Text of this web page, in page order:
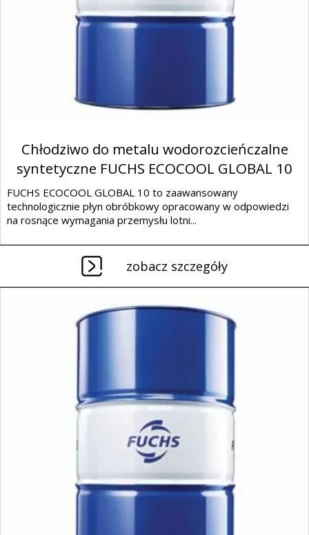
Chłodziwo do metalu wodorozcieńczalne
syntetyczne FUCHS ECOCOOL GLOBAL 10
FUCHS ECOCOOL GLOBAL 10 to zaawansowany
technologicznie płyn obróbkowy opracowany w odpowiedzi
na rosnące wymagania przemysłu lotni...
zobacz szczegóły